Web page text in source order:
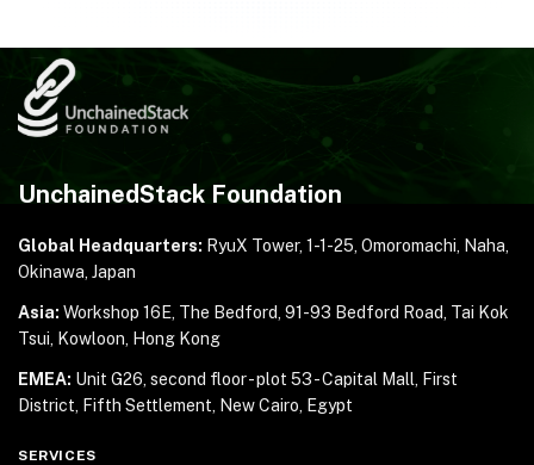
UnchainedStack Foundation
Global Headquarters: RyuX Tower, 1-1-25, Omoromachi, Naha,
Okinawa, Japan
Asia: Workshop 16E, The Bedford, 91-93 Bedford Road, Tai Kok
Tsui, Kowloon, Hong Kong
EMEA: Unit G26, second floor - plot 53 - Capital Mall,
First
District, Fifth Settlement, New Cairo, Egypt
SERVICES